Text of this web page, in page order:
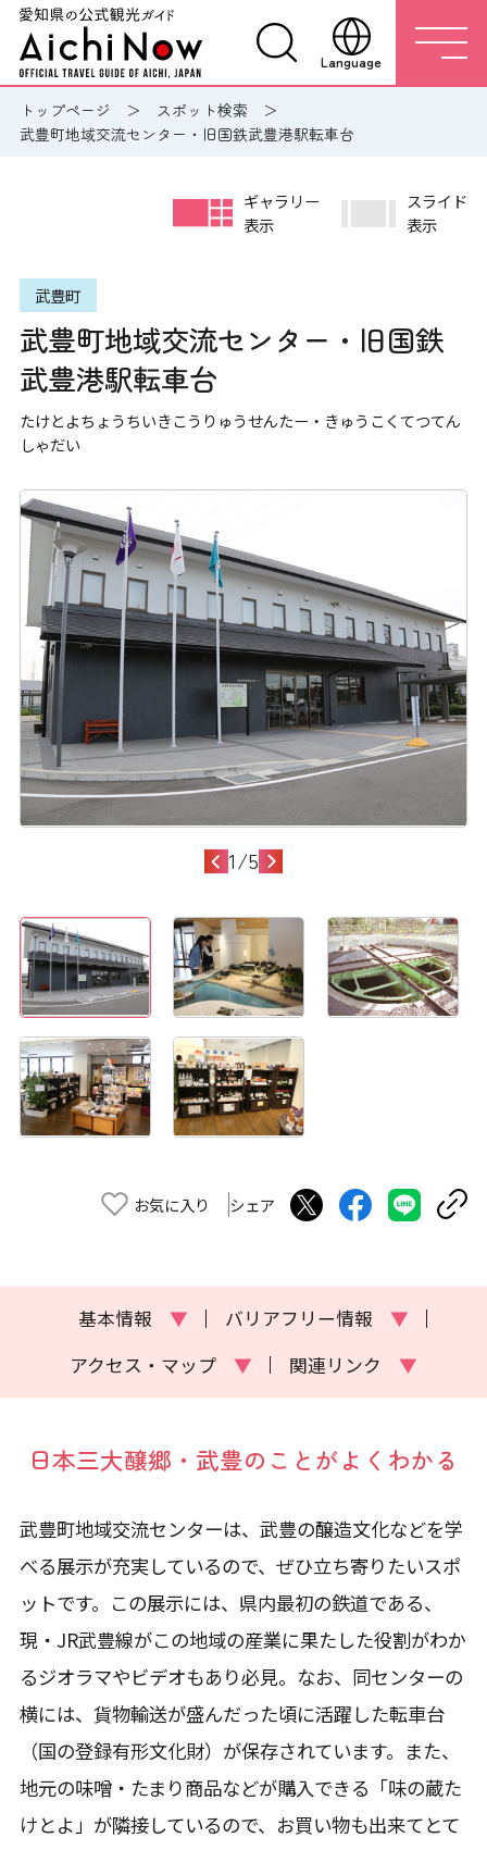
Language
トップページ
スポット検索
武豊町地域交流センター・旧国鉄武豊港駅転車台
武豊町
武豊町地域交流センター・旧国鉄
武豊港駅転車台
たけとよちょうちいきこうりゅうせんたー・きゅうこくてつてん
しゃだい
ギャラリー
表示
スライド
表示
1/5
お気に入り シェア
基本情報 ▼ バリアフリー情報
▼
アクセス・マップ
▼ 関連リンク ▼
日本三大醸郷・武豊のことがよくわかる
武豊町地域交流センターは、武豊の醸造文化などを学
べる展示が充実しているので、ぜひ立ち寄りたいスポ
ットです。この展示には、県内最初の鉄道である、
現・JR武豊線がこの地域の産業に果たした役割がわか
るジオラマやビデオもあり必見。なお、同センターの
横には、貨物輸送が盛んだった頃に活躍した転車台
（国の登録有形文化財）が保存されています。また、
地元の味噌・たまり商品などが購入できる「味の蔵た
けとよ」が隣接しているので、お買い物も出来てとて